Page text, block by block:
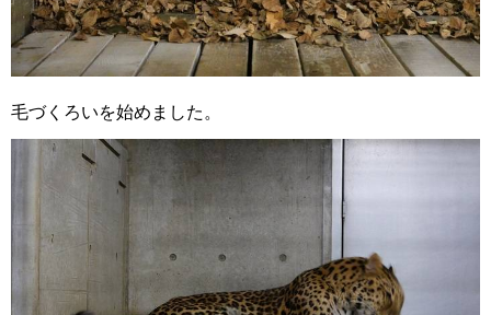
毛づくろいを始めました。